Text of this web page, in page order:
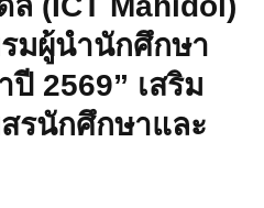
มผู้นำนักศึกษา
2569” เสริม
รนักศึกษาและ